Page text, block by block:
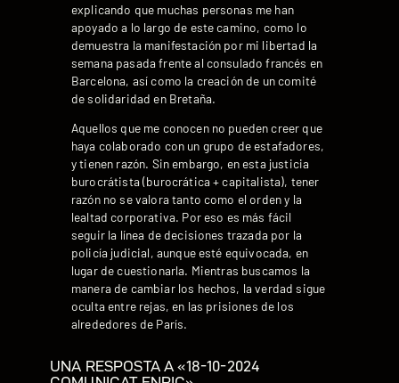
explicando que muchas personas me han
apoyado a lo largo de este camino, como lo
demuestra la manifestación por mi libertad la
semana pasada frente al consulado francés en
Barcelona, así como la creación de un comité
de solidaridad en Bretaña.
Aquellos que me conocen no pueden creer que
haya colaborado con un grupo de estafadores,
y tienen razón. Sin embargo, en esta justicia
burocrátista (burocrática + capitalista), tener
razón no se valora tanto como el orden y la
lealtad corporativa. Por eso es más fácil
seguir la línea de decisiones trazada por la
policía judicial, aunque esté equivocada, en
lugar de cuestionarla. Mientras buscamos la
manera de cambiar los hechos, la verdad sigue
oculta entre rejas, en las prisiones de los
alrededores de París.
UNA RESPOSTA A «18-10-2024